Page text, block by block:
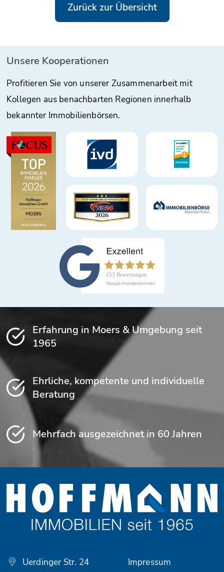
Zurück zur Übersicht
Unsere Kooperationen
Profitieren Sie von unserer Zusammenarbeit mit
Kollegen aus benachbarten Regionen innerhalb
bekannter Immobilienbörsen.
Erfahrung in Moers & Umgebung seit
1965
Ehrliche, kompetente und individuelle
Beratung
Mehrfach ausgezeichnet in 60 Jahren
Uerdinger Str. 24 Impressum